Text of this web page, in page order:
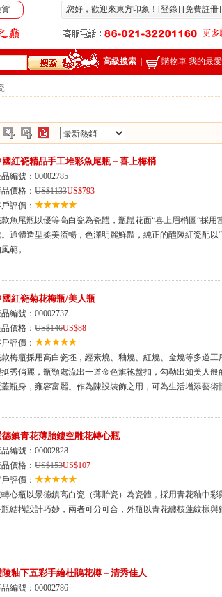
您好，歡迎來東方印象！[登錄] [免費註冊
高級搜索 購物車 我的最愛
國紅瓷精品手工堆彩魚尾瓶－喜上梅梢
品編號：00002785
價格： US$1133US$793
評價：
款魚尾瓶以優等高白瓷為瓷體，瓶體花面“喜上眉梢圖”採
。通體造型柔美流暢，色澤明麗鮮豔，純正的醴陵紅瓷配
範。
國紅瓷菊花梅瓶/美人瓶
品編號：00002737
價格： US$146US$88
評價：
梅瓶採用高白瓷坯，經素燒、釉燒、紅燒、金燒等多道
秀俏麗，瓶頸處流出一道金色旗袍盤扣，勾勒出如美人
瓶身，雍容富麗。作為陳設裝飾之用，可為生活增添藝術
德鎮青花薄胎鏤空雕花轉心瓶
品編號：00002828
價格： US$153US$107
評價：
心瓶以景德鎮高白瓷（薄胎瓷）為瓷體，採用青花釉中
結構設計巧妙，兩者可分可合，外瓶以青花纏枝蓮紋樣與
陵釉下五彩手繪杜鵑花樽－清秀佳人
品編號：00002786